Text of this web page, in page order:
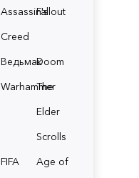
Assassin's
Creed
Fallout
ВедьмакDoom
Warhammer
The
Elder
Scrolls
FIFA
Age of